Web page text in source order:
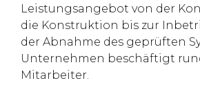
Leistungsangebot von der
die Konstruktion bis zur
der Abnahme des geprüften
Unternehmen beschäftigt
Mitarbeiter.